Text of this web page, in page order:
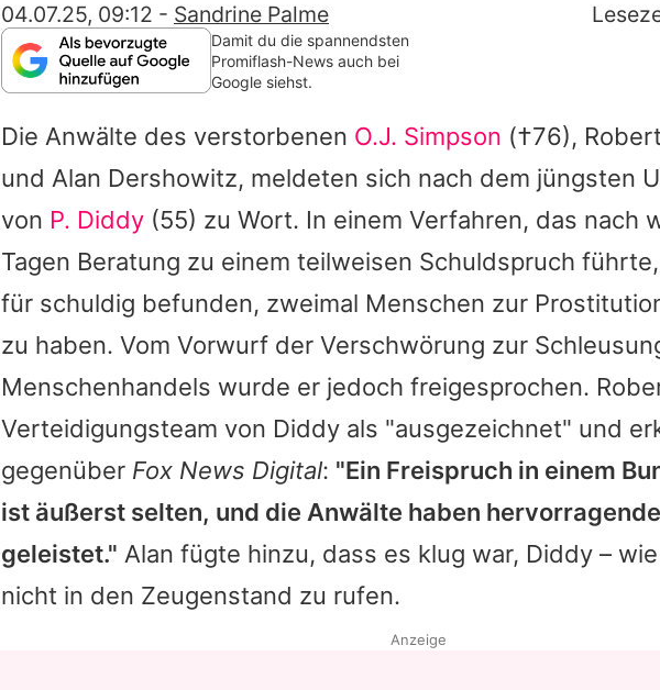
Familie & Liebe
Alle Themen auf Promiflash
App runterladen
Team
Redaktionelle Richtlinien
Impressum
Datenschutzerklärung
Nutzungsbedingungen
04.07.25, 09:12 - Sandrine Palme
Damit du die spannendsten
Promiflash-News auch bei
Google siehst.
Die Anwälte des verstorbenen O.J. Simpson (†76),
und Alan Dershowitz, meldeten sich nach dem jüngsten
von P. Diddy (55) zu Wort. In einem Verfahren, das nach
Tagen Beratung zu einem teilweisen Schuldspruch
für schuldig befunden, zweimal Menschen zur
zu haben. Vom Vorwurf der Verschwörung zur
Menschenhandels wurde er jedoch freigesprochen.
Verteidigungsteam von Diddy als "ausgezeichnet" und
gegenüber Fox News Digital: "Ein Freispruch in einem
ist äußerst selten, und die Anwälte haben
geleistet." Alan fügte hinzu, dass es klug war, Diddy –
nicht in den Zeugenstand zu rufen.
Anzeige